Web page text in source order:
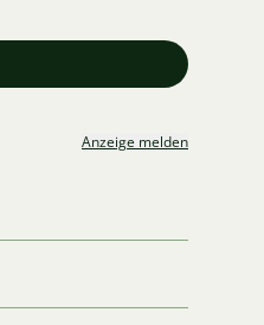
Anzeige melden